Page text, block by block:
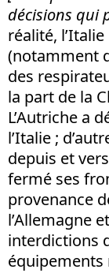
décisions qui
réalité,
(notamment
des
la part de la
L’Autriche a
l’Italie ;
depuis et
fermé ses
provenance
l’Allemagne
interdictions
équipements